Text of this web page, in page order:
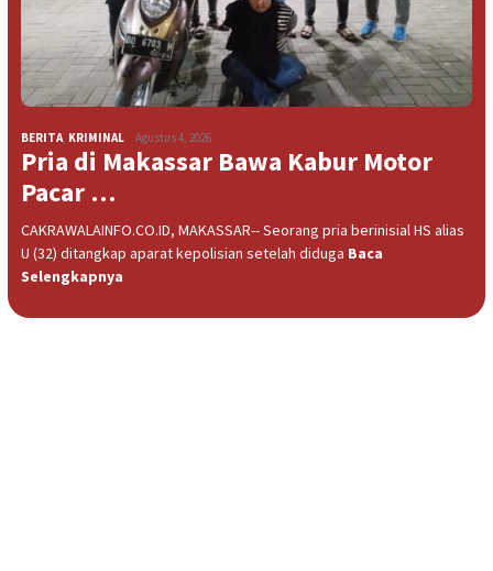
BERITA, KRIMINAL Agustus 4, 2026
Pria di Makassar Bawa Kabur Motor
Pacar …
CAKRAWALAINFO.CO.ID, MAKASSAR-- Seorang pria berinisial HS alias
U (32) ditangkap aparat kepolisian setelah diduga Baca
Selengkapnya